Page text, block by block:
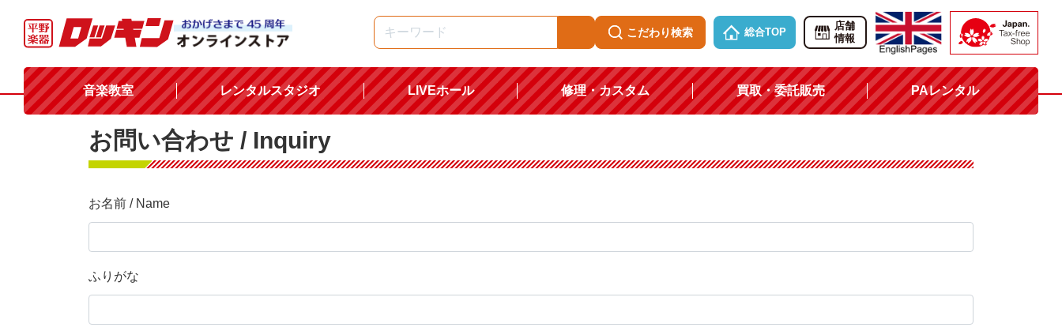
こだわり検索 総合TOP
店舗
情報
音楽教室 レンタルスタジオ LIVEホール 修理・カスタム 買取・委託販売 PAレンタル
お問い合わせ / Inquiry
お名前 / Name
ふりがな